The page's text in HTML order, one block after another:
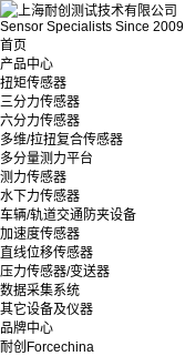
Sensor Specialists Since 2009
首页
产品中心
扭矩传感器
三分力传感器
六分力传感器
多维/拉扭复合传感器
多分量测力平台
测力传感器
水下力传感器
车辆/轨道交通防夹设备
加速度传感器
直线位移传感器
压力传感器/变送器
数据采集系统
其它设备及仪器
品牌中心
耐创Forcechina